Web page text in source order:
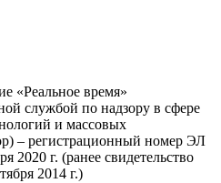
«Реальное время»
службой по надзору в сфере
и массовых
– регистрационный номер ЭЛ
2020 г. (ранее свидетельство
2014 г.)